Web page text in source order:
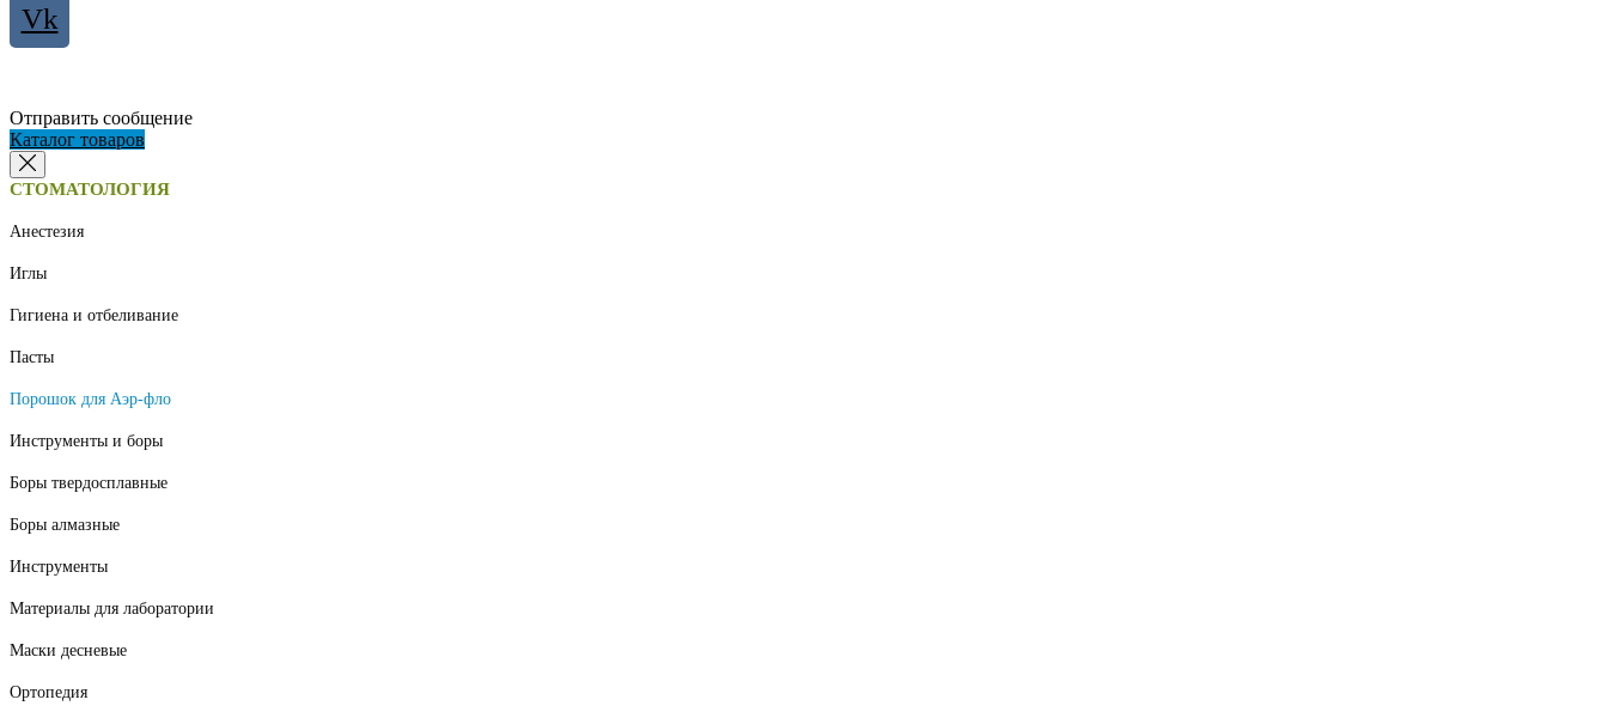
Vk
Отправить сообщение
Каталог товаров
СТОМАТОЛОГИЯ
Анестезия
Иглы
Гигиена и отбеливание
Пасты
Порошок для Аэр-фло
Инструменты и боры
Боры твердосплавные
Боры алмазные
Инструменты
Материалы для лаборатории
Маски десневые
Ортопедия